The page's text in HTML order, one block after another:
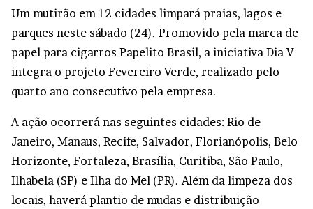
Um mutirão em 12 cidades limpará praias, lagos e
parques neste sábado (24). Promovido pela marca de
papel para cigarros Papelito Brasil, a iniciativa Dia V
integra o projeto Fevereiro Verde, realizado pelo
quarto ano consecutivo pela empresa.
A ação ocorrerá nas seguintes cidades: Rio de
Janeiro, Manaus, Recife, Salvador, Florianópolis, Belo
Horizonte, Fortaleza, Brasília, Curitiba, São Paulo,
Ilhabela (SP) e Ilha do Mel (PR). Além da limpeza dos
locais, haverá plantio de mudas e distribuição